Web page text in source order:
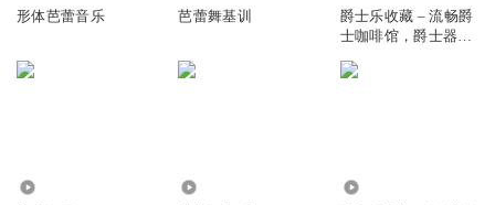
形体芭蕾音乐 芭蕾舞基训
爵士乐收藏 – 流畅爵
士咖啡馆，爵士器
曲